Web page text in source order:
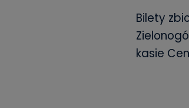
Bilety
kasie